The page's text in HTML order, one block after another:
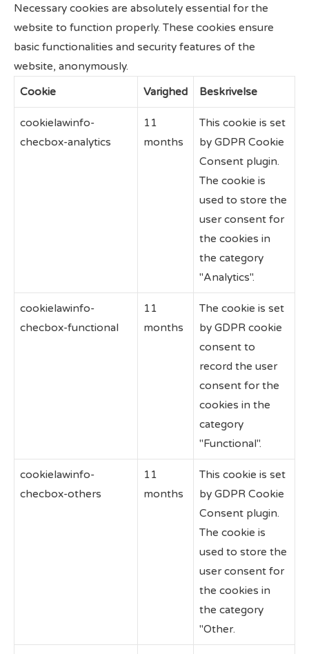
Necessary cookies are absolutely essential for the
website to function properly. These cookies ensure
basic functionalities and security features of the
website, anonymously.
Cookie Varighed Beskrivelse
cookielawinfo-
checbox-analytics
11
months
This cookie is set
by GDPR Cookie
Consent plugin.
The cookie is
used to store the
user consent for
the cookies in
the category
"Analytics".
cookielawinfo-
checbox-functional
11
months
The cookie is set
by GDPR cookie
consent to
record the user
consent for the
cookies in the
category
"Functional".
cookielawinfo-
checbox-others
11
months
This cookie is set
by GDPR Cookie
Consent plugin.
The cookie is
used to store the
user consent for
the cookies in
the category
"Other.